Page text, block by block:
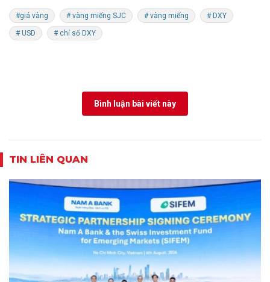
#giá vàng # vàng miếng SJC # vàng miếng # DXY
# USD # chỉ số DXY
Bình luận bài viết này
TIN LIÊN QUAN